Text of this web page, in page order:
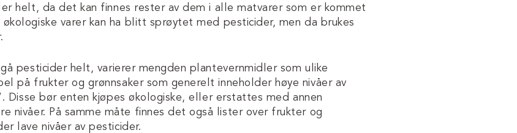
helt, da det kan finnes rester av dem i alle matvarer som er kommet
varer kan ha blitt sprøytet med pesticider, men da brukes
pesticider helt, varierer mengden plantevernmidler som ulike
på frukter og grønnsaker som generelt inneholder høye nivåer av
Disse bør enten kjøpes økologiske, eller erstattes med annen
nivåer. På samme måte finnes det også lister over frukter og
lave nivåer av pesticider.